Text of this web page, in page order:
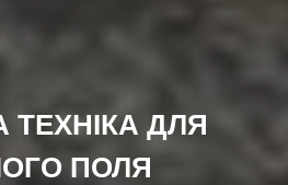
ТЕХНІКА ДЛЯ
ПОЛЯ